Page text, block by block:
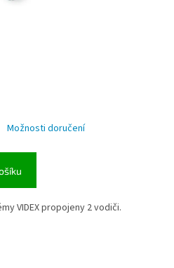
Možnosti doručení
VIDEX propojeny 2 vodiči.